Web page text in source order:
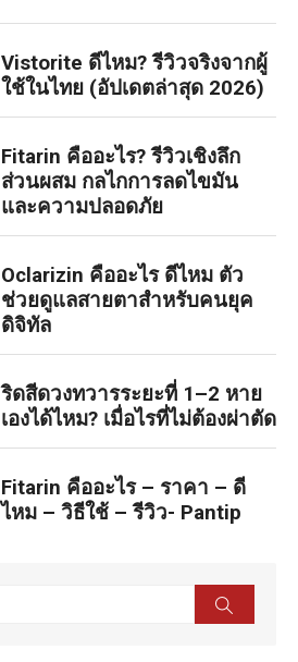
Vistorite ดีไหม? รีวิวจริงจากผู้
ใช้ในไทย (อัปเดตล่าสุด 2026)
Fitarin คืออะไร? รีวิวเชิงลึก
ส่วนผสม กลไกการลดไขมัน
และความปลอดภัย
Oclarizin คืออะไร ดีไหม ตัว
ช่วยดูแลสายตาสำหรับคนยุค
ดิจิทัล
ริดสีดวงทวารระยะที่ 1–2 หาย
เองได้ไหม? เมื่อไรที่ไม่ต้องผ่าตัด
Fitarin คืออะไร – ราคา – ดี
ไหม – วิธีใช้ – รีวิว- Pantip